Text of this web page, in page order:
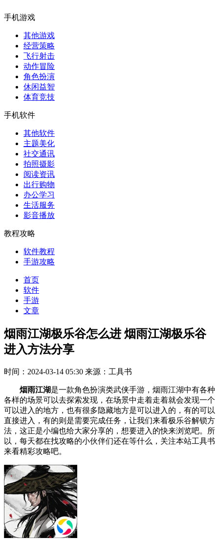
手机游戏
其他游戏
经营策略
飞行射击
动作冒险
角色扮演
休闲益智
体育竞技
手机软件
其他软件
主题美化
社交通讯
拍照摄影
阅读资讯
出行购物
办公学习
生活服务
影音播放
教程攻略
软件教程
手游攻略
首页
软件
手游
文章
烟雨江湖极乐谷怎么进 烟雨江湖极乐谷
进入方法分享
时间：2024-03-14 05:30 来源：工具书
烟雨江湖是一款角色扮演类武侠手游，烟雨江湖中有各种
各样的场景可以去探索发现，在场景中走着走着就会发现一个
可以进入的地方，也有很多隐藏地方是可以进入的，有的可以
直接进入，有的则是需要完成任务，让我们来看极乐谷解锁方
法，这正是小编也给大家分享的，想要进入的快来浏览吧。所
以，每天都在找攻略的小伙伴们还在等什么，关注本站工具书
来看精彩攻略吧。